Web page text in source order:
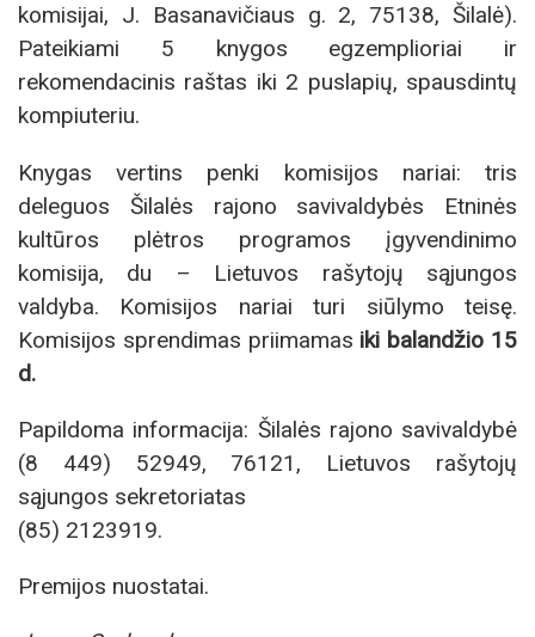
komisijai, J. Basanavičiaus g. 2, 75138, Šilalė).
Pateikiami 5 knygos egzemplioriai ir
rekomendacinis raštas iki 2 puslapių, spausdintų
kompiuteriu.
Knygas vertins penki komisijos nariai: tris
deleguos Šilalės rajono savivaldybės Etninės
kultūros plėtros programos įgyvendinimo
komisija, du – Lietuvos rašytojų sąjungos
valdyba. Komisijos nariai turi siūlymo teisę.
Komisijos sprendimas priimamas iki balandžio 15
d.
Papildoma informacija: Šilalės rajono savivaldybė
(8 449) 52949, 76121, Lietuvos rašytojų
sąjungos sekretoriatas
(85) 2123919.
Premijos nuostatai.